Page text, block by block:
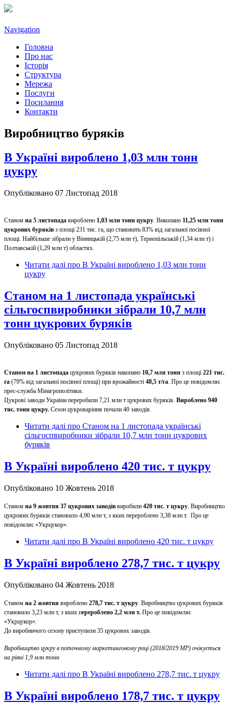
Navigation
Головна
Про нас
Історія
Структура
Мережа
Послуги
Посилання
Контакти
Виробництво буряків
В Україні вироблено 1,03 млн тонн
цукру
Опубліковано 07 Листопад 2018
Станом на 5 листопада вироблено 1,03 млн тонн цукру. Викопано 11,25 млн тонн
цукрових буряків з площі 231 тис. га, що становить 83% від загальної посівної
площі. Найбільше зібрали у Вінницькій (2,75 млн т), Тернопільській (1,34 млн т) і
Полтавській (1,29 млн т) областях.
Читати далі про В Україні вироблено 1,03 млн тонн
цукру
Станом на 1 листопада українські
сільгоспвиробники зібрали 10,7 млн
тонн цукрових буряків
Опубліковано 05 Листопад 2018
Станом на 1 листопада цукрових буряків накопано 10,7 млн тонн з площі 221 тис.
га (79% від загальної посівної площі) при врожайності 48,5 т/га. Про це повідомляє
прес-служба Мінагрополітики.
Цукрові заводи України переробили 7,21 млн т цукрових буряків. Вироблено 940
тис. тонн цукру. Сезон цукроваріння почали 40 заводів.
Читати далі про Станом на 1 листопада українські
сільгоспвиробники зібрали 10,7 млн тонн цукрових
буряків
В Україні вироблено 420 тис. т цукру
Опубліковано 10 Жовтень 2018
Станом на 9 жовтня 37 цукрових заводів виробили 420 тис. т цукру . Виробництво
цукрових буряків становило 4,90 млн т, з яких перероблено 3,38 млн т. Про це
повідомляє «Укрцукор».
Читати далі про В Україні вироблено 420 тис. т цукру
В Україні вироблено 278,7 тис. т цукру
Опубліковано 04 Жовтень 2018
Станом на 2 жовтня вироблено 278,7 тис. т цукру . Виробництво цукрових буряків
становило 3,23 млн т, з яких перероблено 2,2 млн т. Про це повідомляє
«Укрцукор».
До виробничого сезону приступили 35 цукрових заводів.
Виробництво цукру в поточному маркетинговому році (2018/2019 МР) очікується
на рівні 1,9 млн тонн
Читати далі про В Україні вироблено 278,7 тис. т цукру
В Україні вироблено 178,7 тис. т цукру